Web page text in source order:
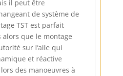
il peut être
de système de
TST est parfait
alors que le montage
sur l’aile qui
et réactive
des manoeuvres à